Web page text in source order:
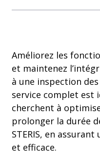
Améliorez les
et maintenez
à une inspection des
service complet est
cherchent à
prolonger la durée
STERIS, en
et efficace.